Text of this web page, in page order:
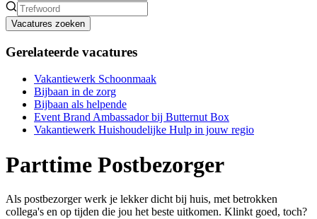
Vacatures zoeken
Gerelateerde vacatures
Vakantiewerk Schoonmaak
Bijbaan in de zorg
Bijbaan als helpende
Event Brand Ambassador bij Butternut Box
Vakantiewerk Huishoudelijke Hulp in jouw regio
Parttime Postbezorger
Als postbezorger werk je lekker dicht bij huis, met betrokken
collega's en op tijden die jou het beste uitkomen. Klinkt goed, toch?